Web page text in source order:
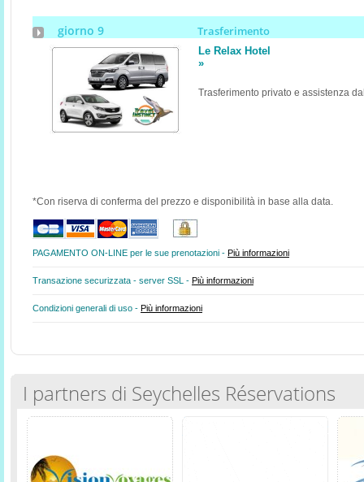
giorno 9 Trasferimento
Le Relax Hotel
»
Trasferimento privato e assistenza
*Con riserva di conferma del prezzo e disponibilità in base alla data.
PAGAMENTO ON-LINE per le sue prenotazioni - Più informazioni
Transazione securizzata - server SSL - Più informazioni
Condizioni generali di uso - Più informazioni
I partners di Seychelles Réservations